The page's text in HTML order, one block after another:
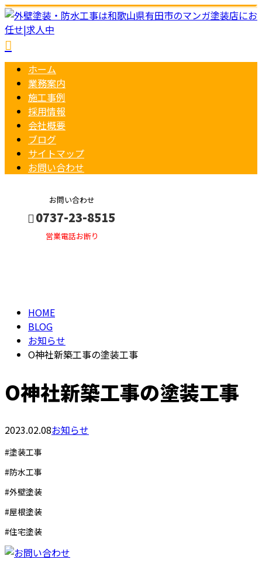
ホーム
業務案内
施工事例
採用情報
会社概要
ブログ
サイトマップ
お問い合わせ
お問い合わせ
0737-23-8515
営業電話お断り
HOME
BLOG
お知らせ
O神社新築工事の塗装工事
O神社新築工事の塗装工事
2023.02.08お知らせ
#塗装工事
#防水工事
#外壁塗装
#屋根塗装
#住宅塗装